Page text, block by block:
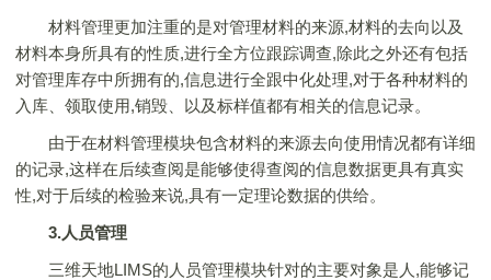
材料管理更加注重的是对管理材料的来源,材料的去向以及
材料本身所具有的性质,进行全方位跟踪调查,除此之外还有包括
对管理库存中所拥有的,信息进行全跟中化处理,对于各种材料的
入库、领取使用,销毁、以及标样值都有相关的信息记录。
由于在材料管理模块包含材料的来源去向使用情况都有详细
的记录,这样在后续查阅是能够使得查阅的信息数据更具有真实
性,对于后续的检验来说,具有一定理论数据的供给。
3.人员管理
三维天地LIMS的人员管理模块针对的主要对象是人,能够记